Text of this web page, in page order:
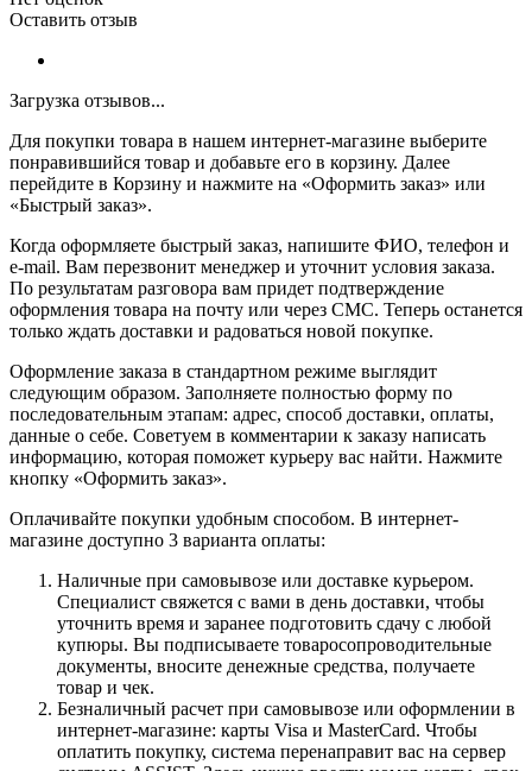
Оставить отзыв
Загрузка отзывов...
Для покупки товара в нашем интернет-магазине выберите
понравившийся товар и добавьте его в корзину. Далее
перейдите в Корзину и нажмите на «Оформить заказ» или
«Быстрый заказ».
Когда оформляете быстрый заказ, напишите ФИО, телефон и
e-mail. Вам перезвонит менеджер и уточнит условия заказа.
По результатам разговора вам придет подтверждение
оформления товара на почту или через СМС. Теперь останется
только ждать доставки и радоваться новой покупке.
Оформление заказа в стандартном режиме выглядит
следующим образом. Заполняете полностью форму по
последовательным этапам: адрес, способ доставки, оплаты,
данные о себе. Советуем в комментарии к заказу написать
информацию, которая поможет курьеру вас найти. Нажмите
кнопку «Оформить заказ».
Оплачивайте покупки удобным способом. В интернет-
магазине доступно 3 варианта оплаты:
Наличные при самовывозе или доставке курьером.
Специалист свяжется с вами в день доставки, чтобы
уточнить время и заранее подготовить сдачу с любой
купюры. Вы подписываете товаросопроводительные
документы, вносите денежные средства, получаете
товар и чек.
Безналичный расчет при самовывозе или оформлении в
интернет-магазине: карты Visa и MasterCard. Чтобы
оплатить покупку, система перенаправит вас на сервер